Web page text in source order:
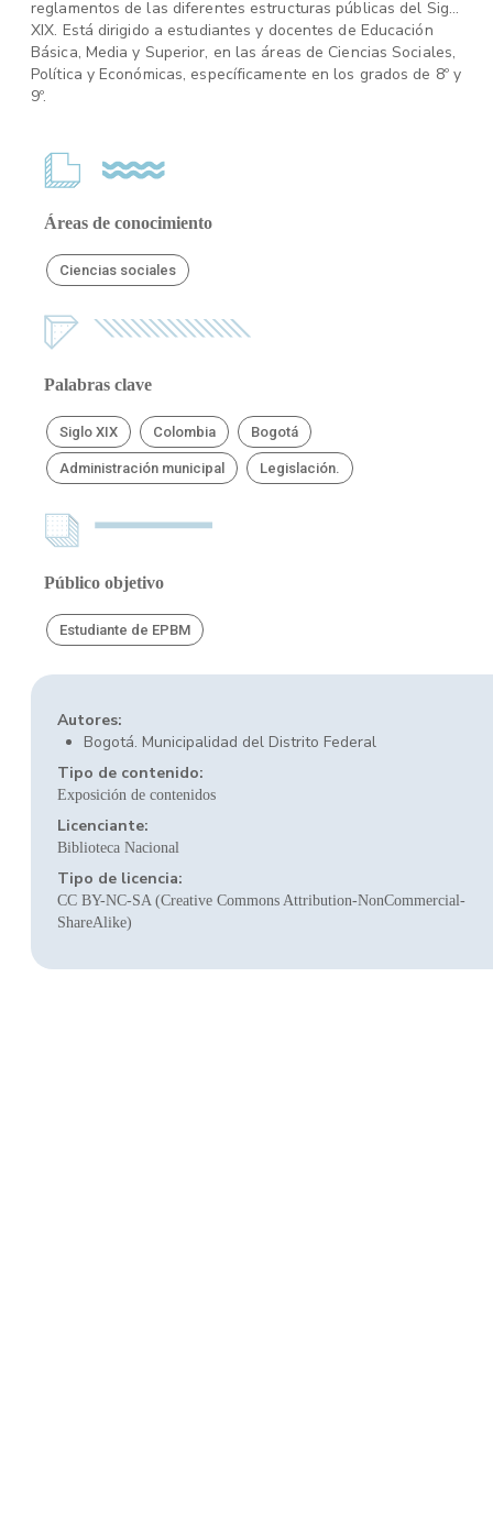
reglamentos de las diferentes estructuras públicas del Siglo
XIX. Está dirigido a estudiantes y docentes de Educación
Básica, Media y Superior, en las áreas de Ciencias Sociales,
Política y Económicas, específicamente en los grados de 8º y
9º.
Áreas de conocimiento
Ciencias sociales
Palabras clave
Siglo XIX Colombia Bogotá
Administración municipal Legislación.
Público objetivo
Estudiante de EPBM
Autores:
Bogotá. Municipalidad del Distrito Federal
Tipo de contenido:
Exposición de contenidos
Licenciante:
Biblioteca Nacional
Tipo de licencia:
CC BY-NC-SA (Creative Commons Attribution-NonCommercial-
ShareAlike)